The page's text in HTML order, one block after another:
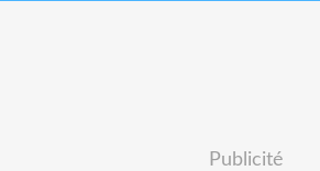
Publicité